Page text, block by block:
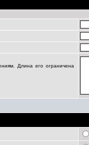
Длина его ограничена